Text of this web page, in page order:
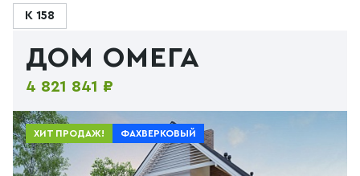
К 158
ДОМ ОМЕГА
4 821 841 ₽
ХИТ ПРОДАЖ! ФАХВЕРКОВЫЙ